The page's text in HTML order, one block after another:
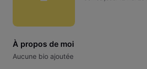
À propos de moi
Aucune bio ajoutée